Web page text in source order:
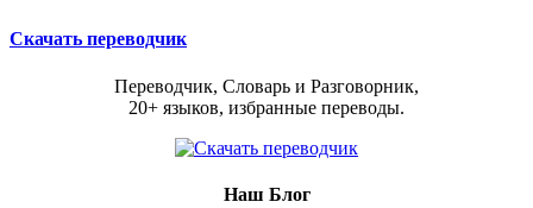
Скачать переводчик
Переводчик, Словарь и Разговорник,
20+ языков, избранные переводы.
Наш Блог